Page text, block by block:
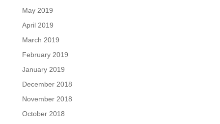
May 2019
April 2019
March 2019
February 2019
January 2019
December 2018
November 2018
October 2018